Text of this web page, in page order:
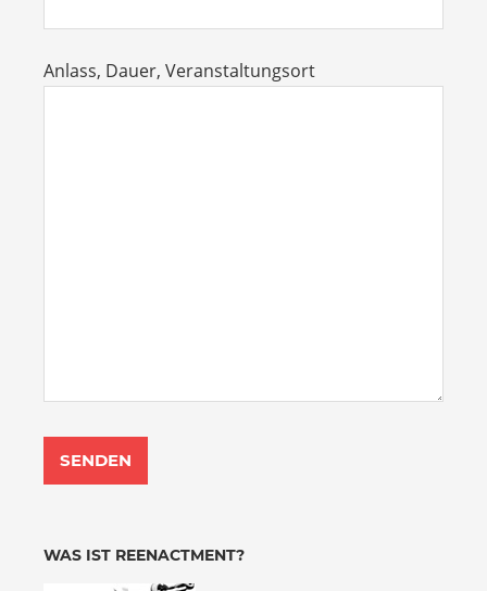
Anlass, Dauer, Veranstaltungsort
WAS IST REENACTMENT?